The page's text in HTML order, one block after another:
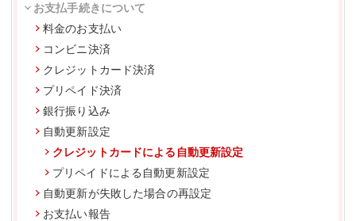
お支払手続きについて
料金のお支払い
コンビニ決済
クレジットカード決済
プリペイド決済
銀行振り込み
自動更新設定
クレジットカードによる自動更新設定
プリペイドによる自動更新設定
自動更新が失敗した場合の再設定
お支払い報告